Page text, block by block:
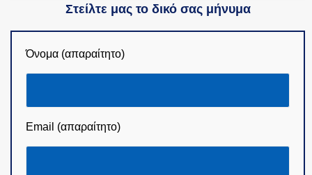
Στείλτε μας το δικό σας μήνυμα
Όνομα (απαραίτητο)
Email (απαραίτητο)